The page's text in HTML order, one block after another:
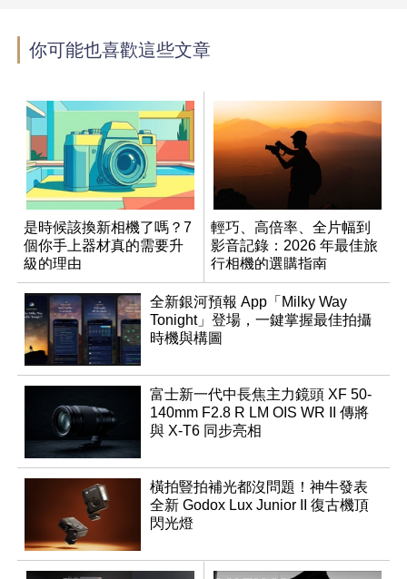
你可能也喜歡這些文章
是時候該換新相機了嗎？7
個你手上器材真的需要升
級的理由
輕巧、高倍率、全片幅到
影音記錄：2026 年最佳旅
行相機的選購指南
全新銀河預報 App「Milky Way
Tonight」登場，一鍵掌握最佳拍攝
時機與構圖
富士新一代中長焦主力鏡頭 XF 50-
140mm F2.8 R LM OIS WR II 傳將
與 X-T6 同步亮相
橫拍豎拍補光都沒問題！神牛發表
全新 Godox Lux Junior II 復古機頂
閃光燈